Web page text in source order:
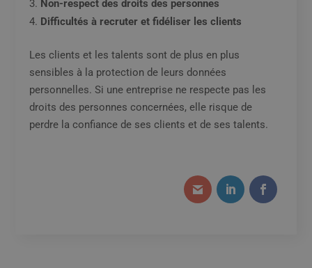
Non-respect des droits des personnes
Difficultés à recruter et fidéliser les clients
Les clients et les talents sont de plus en plus
sensibles à la protection de leurs données
personnelles. Si une entreprise ne respecte pas les
droits des personnes concernées, elle risque de
perdre la confiance de ses clients et de ses talents.